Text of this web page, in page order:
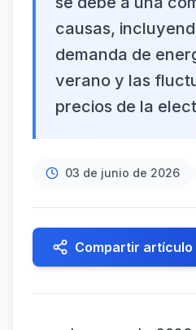
causas,
demanda de
verano y las
precios de la
03 de junio de 2026
Compartir artículo